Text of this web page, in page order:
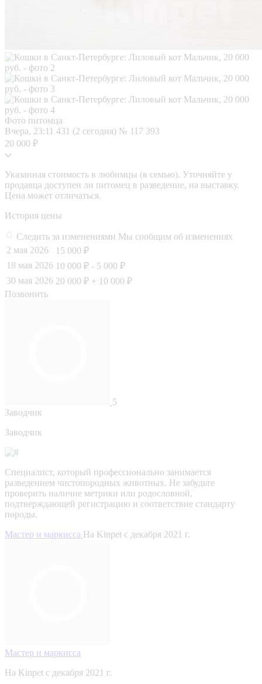
Фото питомца
Вчера, 23:11 431 (2 сегодня) № 117 393
20 000 ₽
Указанная стоимость в любимцы (в семью). Уточняйте у
продавца доступен ли питомец в разведение, на выставку.
Цена может отличаться.
История цены
Следить за изменениями Мы сообщим об изменениях
2 мая 2026
15 000 ₽
18 мая 2026 10 000 ₽ - 5 000 ₽
30 мая 2026 20 000 ₽ + 10 000 ₽
Позвонить
5
Заводчик
Заводчик
Специалист, который профессионально занимается
разведением чистопородных животных. Не забудьте
проверить наличие метрики или родословной,
подтверждающей регистрацию и соответствие стандарту
породы.
Мастер и маркисса На Kinpet c декабря 2021 г.
Мастер и маркисса
На Kinpet c декабря 2021 г.